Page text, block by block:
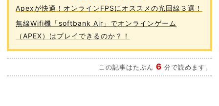
Apexが快適！オンラインFPSにオススメの光回線３選！
無線Wifi機「softbank Air」でオンラインゲーム
（APEX）はプレイできるのか？！
この記事はたぶん 6 分で読めます。